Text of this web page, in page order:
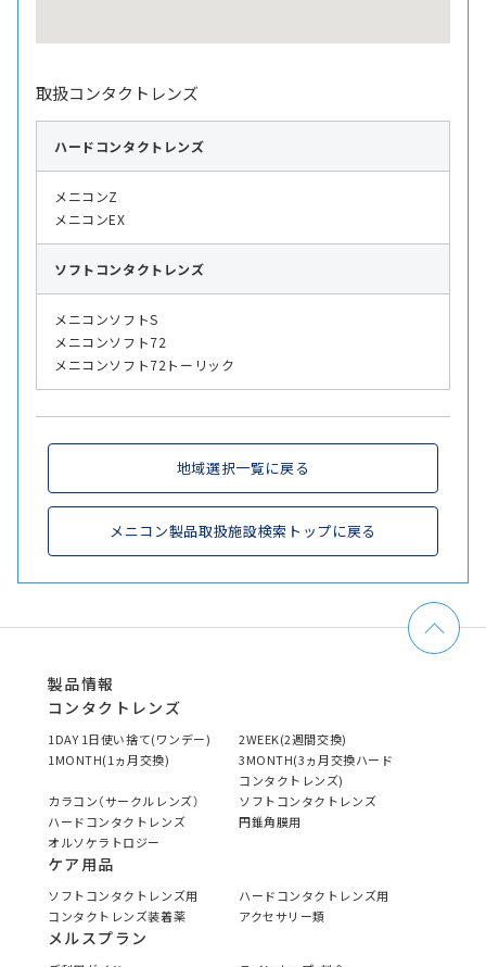
取扱コンタクトレンズ
ハード コンタクトレンズ
メニコンZ
メニコンEX
ソフト コンタクトレンズ
メニコンソフトS
メニコンソフト72
メニコンソフト72トーリック
地域選択一覧に戻る
メニコン製品取扱施設検索トップに戻る
製品情報
コンタクトレンズ
1DAY 1日使い捨て(ワンデー)
2WEEK(2週間交換)
1MONTH(1ヵ月交換)
3MONTH(3ヵ月交換ハード
コンタクトレンズ)
カラコン（サークルレンズ）
ソフトコンタクトレンズ
ハードコンタクトレンズ
円錐角膜用
オルソケラトロジー
ケア用品
ソフトコンタクトレンズ用
ハードコンタクトレンズ用
コンタクトレンズ装着薬
アクセサリー類
メルスプラン